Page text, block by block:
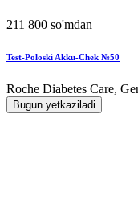
211 800 so'mdan
Test-Poloski Akku-Chek №50
Roche Diabetes Care,
Bugun yetkaziladi